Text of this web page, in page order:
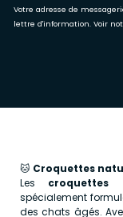
Votre adresse de
lettre d'information. Voir
🐱 Croquettes
Les
spécialement
des chats âgés.